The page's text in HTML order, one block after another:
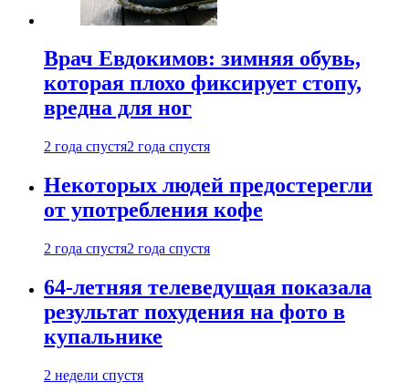
Врач Евдокимов: зимняя обувь,
которая плохо фиксирует стопу,
вредна для ног
2 года спустя2 года спустя
Некоторых людей предостерегли
от употребления кофе
2 года спустя2 года спустя
64-летняя телеведущая показала
результат похудения на фото в
купальнике
2 недели спустя